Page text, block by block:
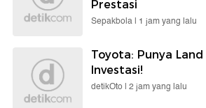
Prestasi
Sepakbola | 1 jam yang lalu
Toyota: Punya
Investasi!
detikOto | 2 jam yang lalu